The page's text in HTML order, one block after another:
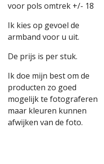
voor pols omtrek +/- 18
Ik kies op gevoel de
armband voor u uit.
De prijs is per stuk.
Ik doe mijn best om de
producten zo goed
mogelijk te fotograferen
maar kleuren kunnen
afwijken van de foto.